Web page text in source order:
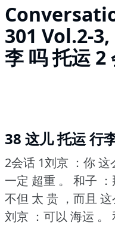
301 Vol.2-
李 吗 托运 2
38 这儿 托运 行
2会话 1刘京 ：你 这
一定 超重 。
和子 ：
不但 太 贵 ，而且 这
刘京 ：可以 海运 。